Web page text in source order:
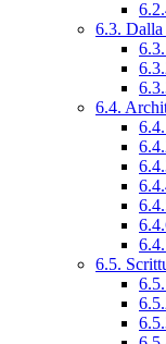
6.3. Dalla
6.4.
6.5.